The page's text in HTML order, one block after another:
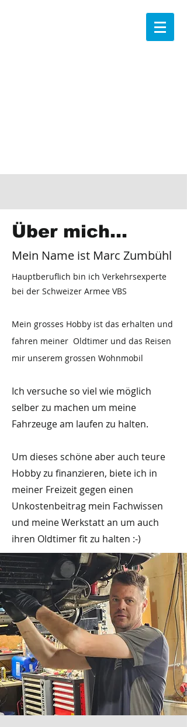
Über mich...
Mein Name ist Marc Zumbühl
Hauptberuflich bin ich Verkehrsexperte
bei der Schweizer Armee VBS
Mein grosses Hobby ist das erhalten und
fahren meiner Oldtimer und das Reisen
mir unserem grossen Wohnmobil
Ich versuche so viel wie möglich
selber zu machen um meine
Fahrzeuge am laufen zu halten.
Um dieses schöne aber auch teure
Hobby zu finanzieren, biete ich in
meiner Freizeit gegen einen
Unkostenbeitrag mein Fachwissen
und meine Werkstatt an um auch
ihren Oldtimer fit zu halten :-)